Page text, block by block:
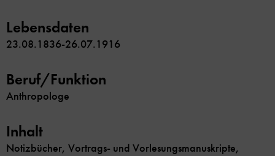
Lebensdaten
23.08.1836-26.07.1916
Beruf/Funktion
Anthropologe
Inhalt
Notizbücher, Vortrags- und Vorlesungsmanuskripte,